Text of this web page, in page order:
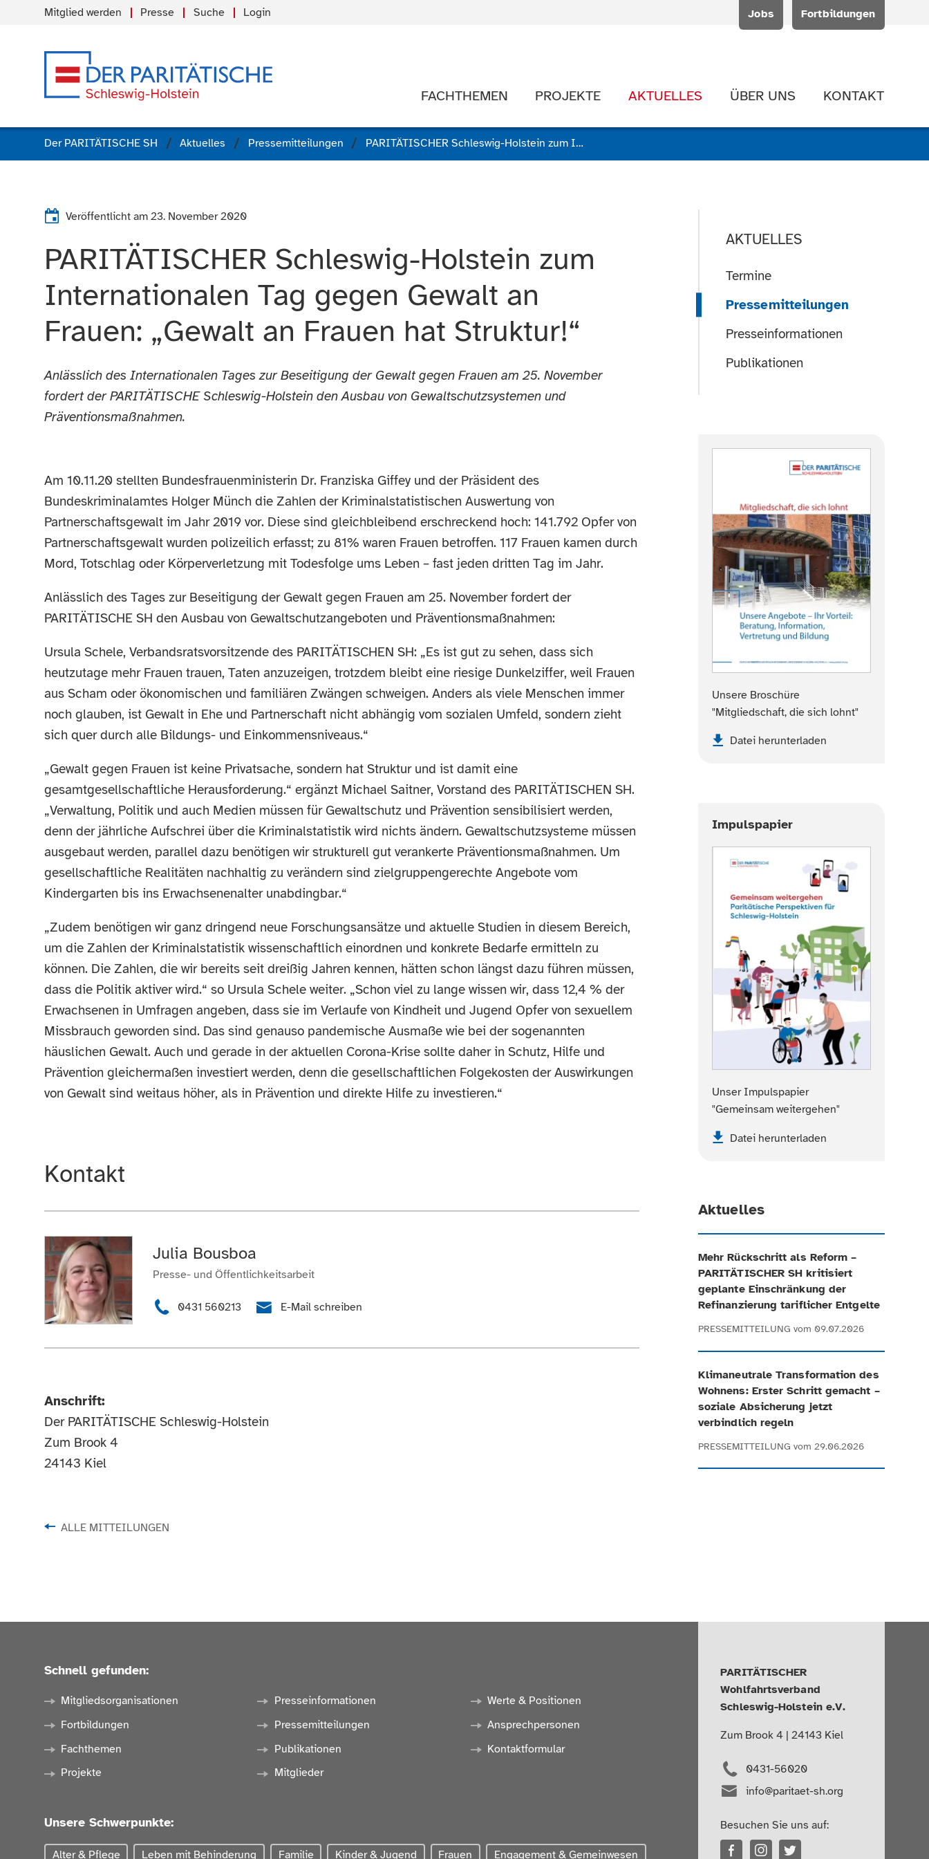
Jobs Fortbildungen
Mitglied werden Presse Suche Login
FACHTHEMEN PROJEKTE AKTUELLES ÜBER UNS KONTAKT
Der PARITÄTISCHE SH Aktuelles Pressemitteilungen PARITÄTISCHER Schleswig-Holstein zum Internationalen Tag gegen Gewalt an Frauen: „Gewalt an Frauen hat Struktur!“
Veröffentlicht am23. November 2020
PARITÄTISCHER Schleswig-Holstein zum
Internationalen Tag gegen Gewalt an
Frauen: „Gewalt an Frauen hat Struktur!“
Anlässlich des Internationalen Tages zur Beseitigung der Gewalt gegen Frauen am 25. November
fordert der PARITÄTISCHE Schleswig-Holstein den Ausbau von Gewaltschutzsystemen und
Präventionsmaßnahmen.
Am 10.11.20 stellten Bundesfrauenministerin Dr. Franziska Giffey und der Präsident des
Bundeskriminalamtes Holger Münch die Zahlen der Kriminalstatistischen Auswertung von
Partnerschaftsgewalt im Jahr 2019 vor. Diese sind gleichbleibend erschreckend hoch: 141.792 Opfer von
Partnerschaftsgewalt wurden polizeilich erfasst; zu 81% waren Frauen betroffen. 117 Frauen kamen durch
Mord, Totschlag oder Körperverletzung mit Todesfolge ums Leben – fast jeden dritten Tag im Jahr.
Anlässlich des Tages zur Beseitigung der Gewalt gegen Frauen am 25. November fordert der
PARITÄTISCHE SH den Ausbau von Gewaltschutzangeboten und Präventionsmaßnahmen:
Ursula Schele, Verbandsratsvorsitzende des PARITÄTISCHEN SH: „Es ist gut zu sehen, dass sich
heutzutage mehr Frauen trauen, Taten anzuzeigen, trotzdem bleibt eine riesige Dunkelziffer, weil Frauen
aus Scham oder ökonomischen und familiären Zwängen schweigen. Anders als viele Menschen immer
noch glauben, ist Gewalt in Ehe und Partnerschaft nicht abhängig vom sozialen Umfeld, sondern zieht
sich quer durch alle Bildungs- und Einkommensniveaus.“
„Gewalt gegen Frauen ist keine Privatsache, sondern hat Struktur und ist damit eine
gesamtgesellschaftliche Herausforderung.“ ergänzt Michael Saitner, Vorstand des PARITÄTISCHEN SH.
„Verwaltung, Politik und auch Medien müssen für Gewaltschutz und Prävention sensibilisiert werden,
denn der jährliche Aufschrei über die Kriminalstatistik wird nichts ändern. Gewaltschutzsysteme müssen
ausgebaut werden, parallel dazu benötigen wir strukturell gut verankerte Präventionsmaßnahmen. Um
gesellschaftliche Realitäten nachhaltig zu verändern sind zielgruppengerechte Angebote vom
Kindergarten bis ins Erwachsenenalter unabdingbar.“
„Zudem benötigen wir ganz dringend neue Forschungsansätze und aktuelle Studien in diesem Bereich,
um die Zahlen der Kriminalstatistik wissenschaftlich einordnen und konkrete Bedarfe ermitteln zu
können. Die Zahlen, die wir bereits seit dreißig Jahren kennen, hätten schon längst dazu führen müssen,
dass die Politik aktiver wird.“ so Ursula Schele weiter. „Schon viel zu lange wissen wir, dass 12,4 % der
Erwachsenen in Umfragen angeben, dass sie im Verlaufe von Kindheit und Jugend Opfer von sexuellem
Missbrauch geworden sind. Das sind genauso pandemische Ausmaße wie bei der sogenannten
häuslichen Gewalt. Auch und gerade in der aktuellen Corona-Krise sollte daher in Schutz, Hilfe und
Prävention gleichermaßen investiert werden, denn die gesellschaftlichen Folgekosten der Auswirkungen
von Gewalt sind weitaus höher, als in Prävention und direkte Hilfe zu investieren.“
Kontakt
Julia Bousboa
Presse- und Öffentlichkeitsarbeit
0431 560213 E-Mail schreiben
Anschrift:
Der PARITÄTISCHE Schleswig-Holstein
Zum Brook 4
24143 Kiel
ALLE MITTEILUNGEN
AKTUELLES
Termine
Pressemitteilungen
Presseinformationen
Publikationen
Unsere Broschüre
"Mitgliedschaft, die sich lohnt"
Datei herunterladen
Impulspapier
Unser Impulspapier
"Gemeinsam weitergehen"
Datei herunterladen
Aktuelles
Mehr Rückschritt als Reform –
PARITÄTISCHER SH kritisiert
geplante Einschränkung der
Refinanzierung tariflicher Entgelte
PRESSEMITTEILUNG vom 09.07.2026
Klimaneutrale Transformation des
Wohnens: Erster Schritt gemacht –
soziale Absicherung jetzt
verbindlich regeln
PRESSEMITTEILUNG vom 29.06.2026
Schnell gefunden:
Mitgliedsorganisationen
Fortbildungen
Fachthemen
Projekte
Presseinformationen
Pressemitteilungen
Publikationen
Mitglieder
Werte & Positionen
Ansprechpersonen
Kontaktformular
Unsere Schwerpunkte:
Alter & Pflege Leben mit Behinderung Familie Kinder & Jugend Frauen Engagement & Gemeinwesen
PARITÄTISCHER
Wohlfahrtsverband
Schleswig-Holstein e.V.
Zum Brook 4 | 24143 Kiel
0431-56020
info@paritaet-sh.org
Besuchen Sie uns auf: